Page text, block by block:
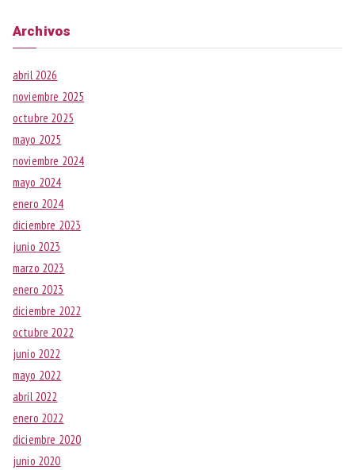
Archivos
abril 2026
noviembre 2025
octubre 2025
mayo 2025
noviembre 2024
mayo 2024
enero 2024
diciembre 2023
junio 2023
marzo 2023
enero 2023
diciembre 2022
octubre 2022
junio 2022
mayo 2022
abril 2022
enero 2022
diciembre 2020
junio 2020